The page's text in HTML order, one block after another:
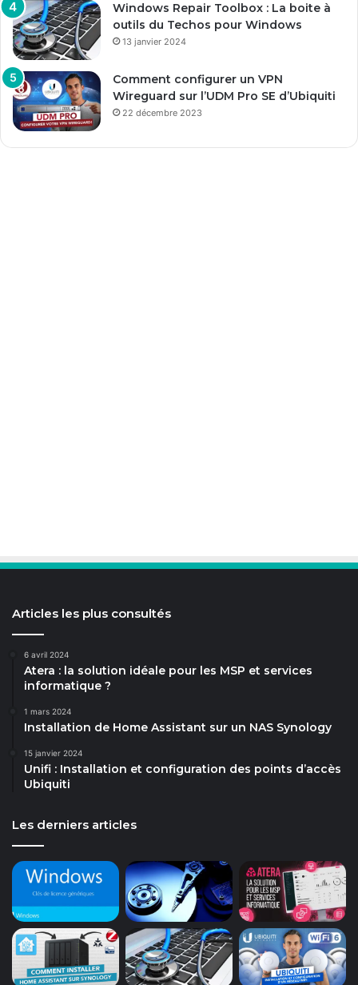
Windows Repair Toolbox : La boite à
outils du Techos pour Windows
13 janvier 2024
Comment configurer un VPN
Wireguard sur l’UDM Pro SE d’Ubiquiti
22 décembre 2023
Articles les plus consultés
6 avril 2024
Atera : la solution idéale pour les MSP et services
informatique ?
1 mars 2024
Installation de Home Assistant sur un NAS Synology
15 janvier 2024
Unifi : Installation et configuration des points d’accès
Ubiquiti
Les derniers articles